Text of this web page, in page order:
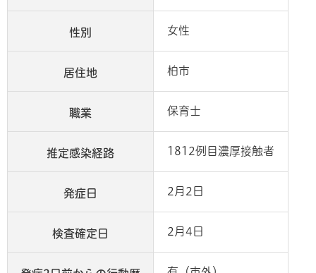
性別 女性
居住地 柏市
職業 保育士
推定感染経路 1812例目濃厚接触者
発症日 2月2日
検査確定日 2月4日